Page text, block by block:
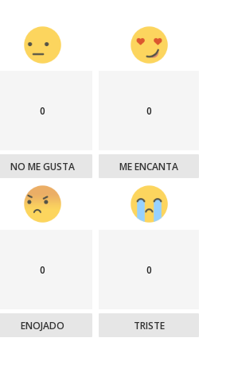
0
NO ME GUSTA
0
ME ENCANTA
0
ENOJADO
0
TRISTE